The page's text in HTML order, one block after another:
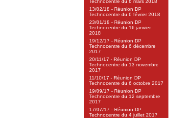
Technocentre du 6 mars 2018
13/02/18 - Réunion DP
Technocentre du 6 février 2018
23/01/18 - Réunion DP
Technocentre du 16 janvier
2018
19/12/17 - Réunion DP
Technocentre du 6 décembre
2017
20/11/17 - Réunion DP
Technocentre du 13 novembre
2017
11/10/17 - Réunion DP
Technocentre du 6 octobre 2017
19/09/17 - Réunion DP
Technocentre du 12 septembre
2017
17/07/17 - Réunion DP
Technocentre du 4 juillet 2017